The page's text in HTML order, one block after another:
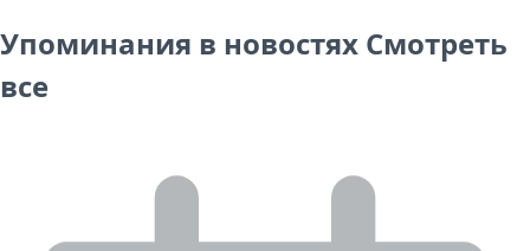
Упоминания в новостях Смотреть
все